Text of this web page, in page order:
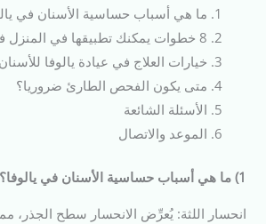
ما هي أسباب حساسية الأسنان في
8 خطوات يمكنك تطبيقها في المنزل فورًا
خيارات العلاج في عيادة يالوفا للأسنان
متى يكون الفحص الطارئ ضروريا؟
الأسئلة الشائعة
الموعد والاتصال
1) ما هي أسباب حساسية الأسنان في يالوفا؟
انحسار اللثة: يُعرِّض الانحسار سطح الجذر،